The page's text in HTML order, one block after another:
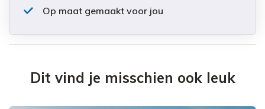
Op maat gemaakt voor jou
Dit vind je misschien ook leuk